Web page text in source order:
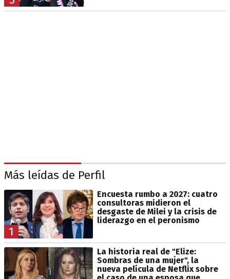
Más leídas de Perfil
1
Encuesta rumbo a 2027: cuatro
consultoras midieron el
desgaste de Milei y la crisis de
liderazgo en el peronismo
La historia real de "Elize:
Sombras de una mujer", la
nueva película de Netflix sobre